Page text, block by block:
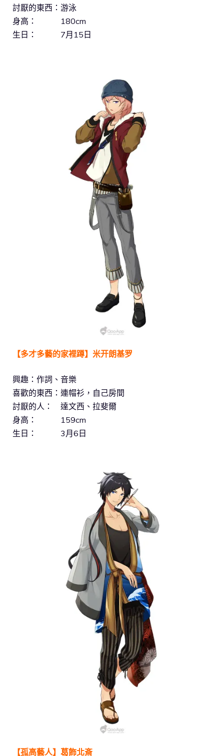
討厭的東西：游泳
身高： 180cm
生日： 7月15日
【多才多藝的家裡蹲】米开朗基罗
興趣：作詞、音樂
喜歡的東西：連帽衫，自己房間
討厭的人： 達文西、拉斐爾
身高： 159cm
生日： 3月6日
【孤高藝人】葛飾北斎